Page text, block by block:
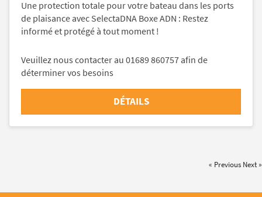
Une protection totale pour votre bateau dans les ports
de plaisance avec SelectaDNA Boxe ADN : Restez
informé et protégé à tout moment !
Veuillez nous contacter au 01689 860757 afin de
déterminer vos besoins
DÉTAILS
« Previous Next »